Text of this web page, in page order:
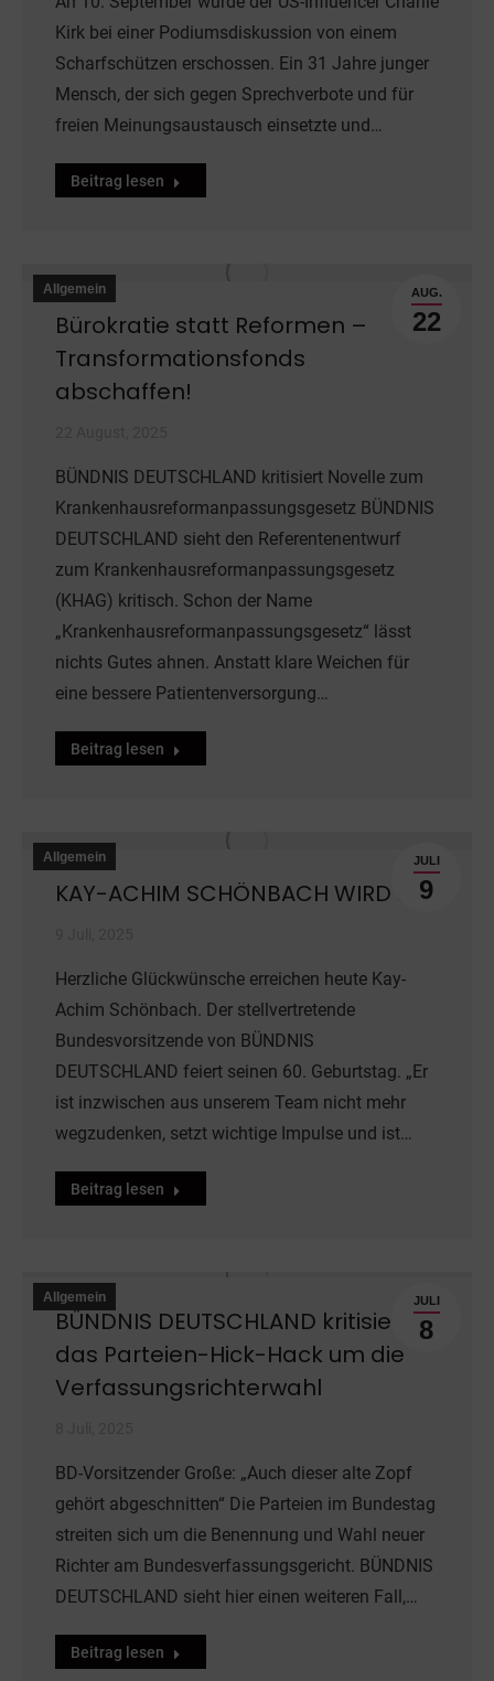
Kirk bei einer Podiumsdiskussion von einem
Scharfschützen erschossen. Ein 31 Jahre junger
Mensch, der sich gegen Sprechverbote und für
freien Meinungsaustausch einsetzte und…
Beitrag lesen
AUG.
22
Allgemein
Bürokratie statt Reformen –
Transformationsfonds
abschaffen!
BÜNDNIS DEUTSCHLAND kritisiert Novelle zum
Krankenhausreformanpassungsgesetz BÜNDNIS
DEUTSCHLAND sieht den Referentenentwurf
zum Krankenhausreformanpassungsgesetz
(KHAG) kritisch. Schon der Name
„Krankenhausreformanpassungsgesetz“ lässt
nichts Gutes ahnen. Anstatt klare Weichen für
eine bessere Patientenversorgung…
Beitrag lesen
JULI
9
Allgemein
KAY-ACHIM SCHÖNBACH WIRD 60
Herzliche Glückwünsche erreichen heute Kay-
Achim Schönbach. Der stellvertretende
Bundesvorsitzende von BÜNDNIS
DEUTSCHLAND feiert seinen 60. Geburtstag. „Er
ist inzwischen aus unserem Team nicht mehr
wegzudenken, setzt wichtige Impulse und ist…
Beitrag lesen
JULI
8
Allgemein
BÜNDNIS DEUTSCHLAND kritisiert
das Parteien-Hick-Hack um die
Verfassungsrichterwahl
BD-Vorsitzender Große: „Auch dieser alte Zopf
gehört abgeschnitten“ Die Parteien im Bundestag
streiten sich um die Benennung und Wahl neuer
Richter am Bundesverfassungsgericht. BÜNDNIS
DEUTSCHLAND sieht hier einen weiteren Fall,…
Beitrag lesen